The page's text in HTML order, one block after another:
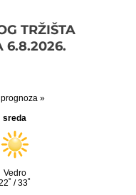
TRŽIŠTA
6.8.2026.